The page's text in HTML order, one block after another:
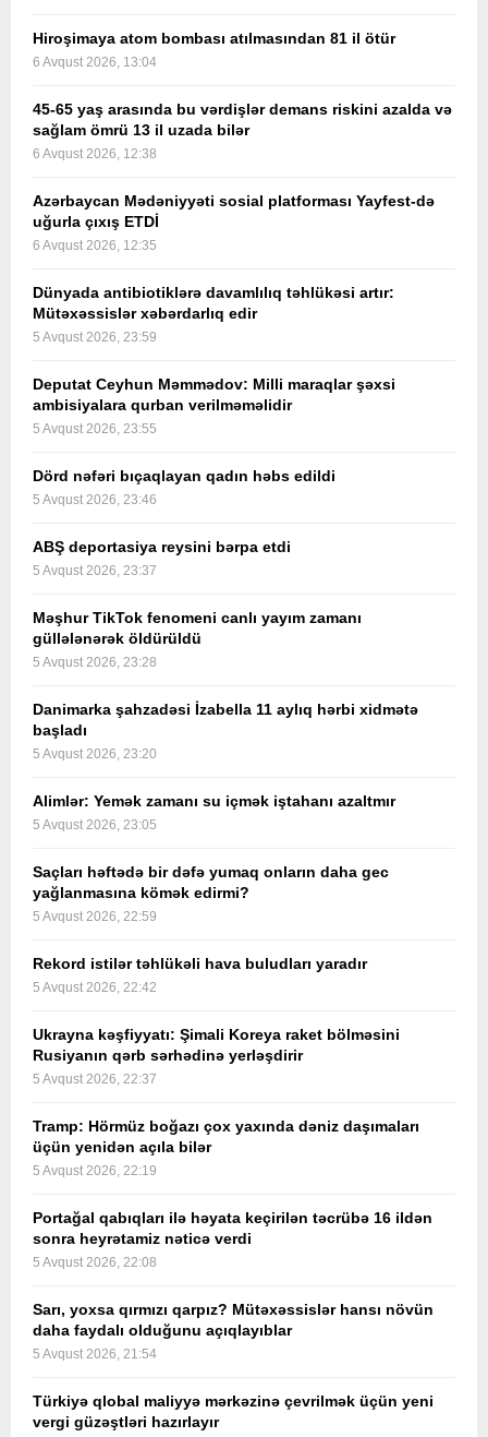
Hiroşimaya atom bombası atılmasından 81 il ötür
6 Avqust 2026, 13:04
45-65 yaş arasında bu vərdişlər demans riskini azalda və
sağlam ömrü 13 il uzada bilər
6 Avqust 2026, 12:38
Azərbaycan Mədəniyyəti sosial platforması Yayfest-də
uğurla çıxış ETDİ
6 Avqust 2026, 12:35
Dünyada antibiotiklərə davamlılıq təhlükəsi artır:
Mütəxəssislər xəbərdarlıq edir
5 Avqust 2026, 23:59
Deputat Ceyhun Məmmədov: Milli maraqlar şəxsi
ambisiyalara qurban verilməməlidir
5 Avqust 2026, 23:55
Dörd nəfəri bıçaqlayan qadın həbs edildi
5 Avqust 2026, 23:46
ABŞ deportasiya reysini bərpa etdi
5 Avqust 2026, 23:37
Məşhur TikTok fenomeni canlı yayım zamanı
güllələnərək öldürüldü
5 Avqust 2026, 23:28
Danimarka şahzadəsi İzabella 11 aylıq hərbi xidmətə
başladı
5 Avqust 2026, 23:20
Alimlər: Yemək zamanı su içmək iştahanı azaltmır
5 Avqust 2026, 23:05
Saçları həftədə bir dəfə yumaq onların daha gec
yağlanmasına kömək edirmi?
5 Avqust 2026, 22:59
Rekord istilər təhlükəli hava buludları yaradır
5 Avqust 2026, 22:42
Ukrayna kəşfiyyatı: Şimali Koreya raket bölməsini
Rusiyanın qərb sərhədinə yerləşdirir
5 Avqust 2026, 22:37
Tramp: Hörmüz boğazı çox yaxında dəniz daşımaları
üçün yenidən açıla bilər
5 Avqust 2026, 22:19
Portağal qabıqları ilə həyata keçirilən təcrübə 16 ildən
sonra heyrətamiz nəticə verdi
5 Avqust 2026, 22:08
Sarı, yoxsa qırmızı qarpız? Mütəxəssislər hansı növün
daha faydalı olduğunu açıqlayıblar
5 Avqust 2026, 21:54
Türkiyə qlobal maliyyə mərkəzinə çevrilmək üçün yeni
vergi güzəştləri hazırlayır